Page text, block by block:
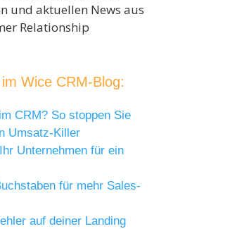
und aktuellen News aus
Relationship
Wice CRM-Blog:
CRM? So stoppen Sie
Umsatz-Killer
Unternehmen für ein
für mehr Sales-
auf deiner Landing